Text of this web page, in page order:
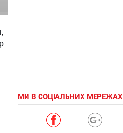
МИ В СОЦІАЛЬНИХ МЕРЕЖАХ